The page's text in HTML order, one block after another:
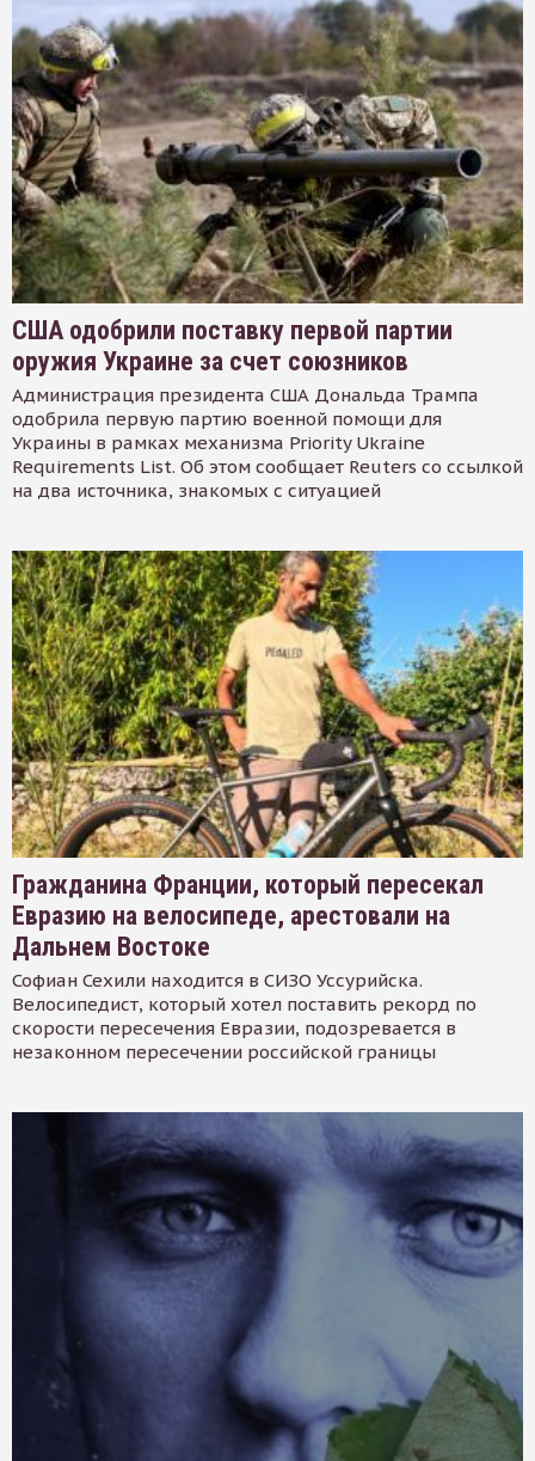
США одобрили поставку первой партии
оружия Украине за счет союзников
Администрация президента США Дональда Трампа
одобрила первую партию военной помощи для
Украины в рамках механизма Priority Ukraine
Requirements List. Об этом сообщает Reuters со ссылкой
на два источника, знакомых с ситуацией
Гражданина Франции, который пересекал
Евразию на велосипеде, арестовали на
Дальнем Востоке
Софиан Сехили находится в СИЗО Уссурийска.
Велосипедист, который хотел поставить рекорд по
скорости пересечения Евразии, подозревается в
незаконном пересечении российской границы